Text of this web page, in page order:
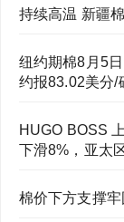
持续高温 新疆
纽约期棉8月5
约报83.02美分/
HUGO BOSS
下滑8%，亚太
棉价下方支撑牢